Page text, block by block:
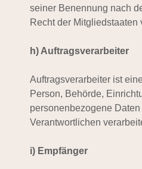
seiner Benennung nach
Recht der Mitgliedstaaten
h) Auftragsverarbeiter
Auftragsverarbeiter ist
Person, Behörde,
personenbezogene
Verantwortlichen
i) Empfänger